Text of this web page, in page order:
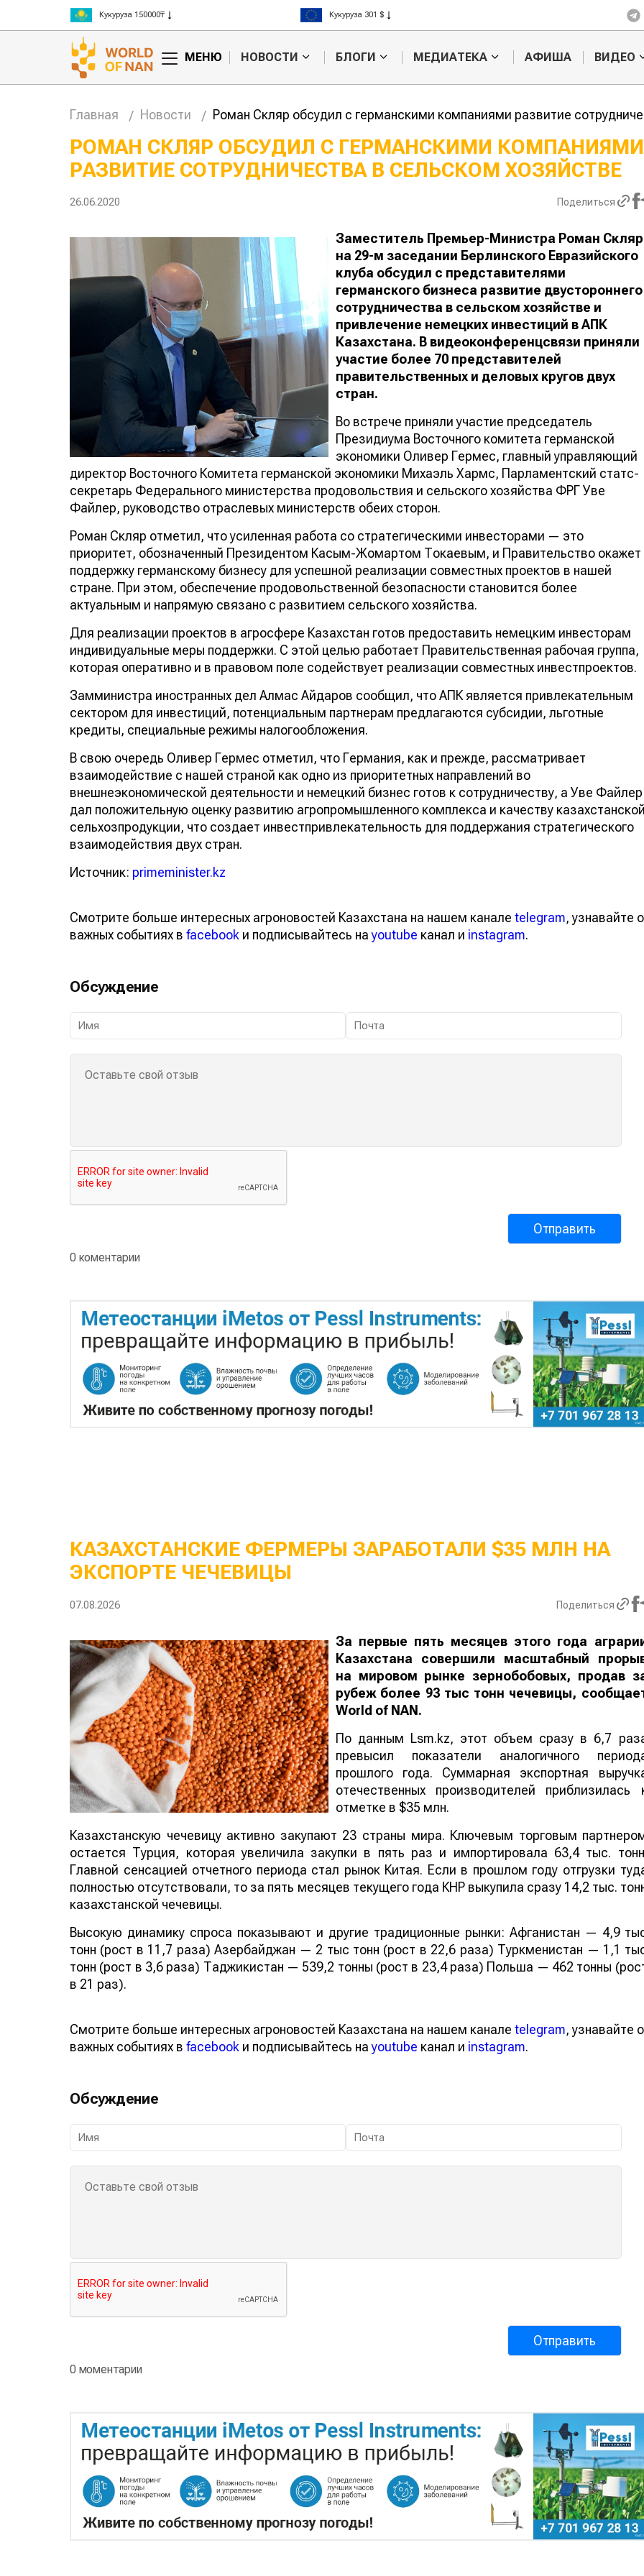
Рис 300000₸
Пшеница 3 класс 125000₸
Рис 408 $
Пшеница 423 $
МЕНЮ НОВОСТИ БЛОГИ МЕДИАТЕКА АФИША ВИДЕО
Главная Новости Роман Скляр обсудил с германскими компаниями развитие
РОМАН СКЛЯР ОБСУДИЛ С ГЕРМАНСКИМИ КОМПАНИЯМИ
РАЗВИТИЕ СОТРУДНИЧЕСТВА В СЕЛЬСКОМ ХОЗЯЙСТВЕ
26.06.2020 Поделиться
Заместитель Премьер-Министра Роман Скляр
на 29-м заседании Берлинского Евразийского
клуба обсудил с представителями
германского бизнеса развитие двустороннего
сотрудничества в сельском хозяйстве и
привлечение немецких инвестиций в АПК
Казахстана. В видеоконференцсвязи приняли
участие более 70 представителей
правительственных и деловых кругов двух
стран.
Во встрече приняли участие председатель
Президиума Восточного комитета германской
экономики Оливер Гермес, главный управляющий
директор Восточного Комитета германской экономики Михаэль Хармс, Парламентский статс-
секретарь Федерального министерства продовольствия и сельского хозяйства ФРГ Уве
Файлер, руководство отраслевых министерств обеих сторон.
Роман Скляр отметил, что усиленная работа со стратегическими инвесторами — это
приоритет, обозначенный Президентом Касым-Жомартом Токаевым, и Правительство окажет
поддержку германскому бизнесу для успешной реализации совместных проектов в нашей
стране. При этом, обеспечение продовольственной безопасности становится более
актуальным и напрямую связано с развитием сельского хозяйства.
Для реализации проектов в агросфере Казахстан готов предоставить немецким инвесторам
индивидуальные меры поддержки. С этой целью работает Правительственная рабочая группа,
которая оперативно и в правовом поле содействует реализации совместных инвестпроектов.
Замминистра иностранных дел Алмас Айдаров сообщил, что АПК является привлекательным
сектором для инвестиций, потенциальным партнерам предлагаются субсидии, льготные
кредиты, специальные режимы налогообложения.
В свою очередь Оливер Гермес отметил, что Германия, как и прежде, рассматривает
взаимодействие с нашей страной как одно из приоритетных направлений во
внешнеэкономической деятельности и немецкий бизнес готов к сотрудничеству, а Уве Файлер
дал положительную оценку развитию агропромышленного комплекса и качеству
сельхозпродукции, что создает инвестпривлекательность для поддержания стратегического
взаимодействия двух стран.
Источник: primeminister.kz
Смотрите больше интересных агроновостей Казахстана на нашем канале telegram, узнавайте о
важных событиях в facebook и подписывайтесь наyoutube канал и instagram.
Обсуждение
0 коментарии
Жара в Китае может
поднять цены на
Казахстанское
жука будут
лазером
КАЗАХСТАНСКИЕ ФЕРМЕРЫ ЗАРАБОТАЛИ $35 МЛН НА
ЭКСПОРТЕ ЧЕЧЕВИЦЫ
07.08.2026 Поделиться
За первые пять месяцев этого года
Казахстана совершили масштабный
на мировом рынке зернобобовых, продав
рубеж более 93 тыс тонн чечевицы,
World of NAN .
По данным Lsm.kz, этот объем сразу в 6,7
превысил показатели аналогичного
прошлого года. Суммарная экспортная
отечественных производителей приблизилась
отметке в $35 млн.
Казахстанскую чечевицу активно закупают 23 страны мира. Ключевым торговым
остается Турция, которая увеличила закупки в пять раз и импортировала 63,4 тыс.
Главной сенсацией отчетного периода стал рынок Китая. Если в прошлом году отгрузки
полностью отсутствовали, то за пять месяцев текущего года КНР выкупила сразу 14,2 тыс.
казахстанской чечевицы.
Высокую динамику спроса показывают и другие традиционные рынки: Афганистан — 4,9
тонн (рост в 11,7 раза) Азербайджан — 2 тыс тонн (рост в 22,6 раза) Туркменистан — 1,1
тонн (рост в 3,6 раза) Таджикистан — 539,2 тонны (рост в 23,4 раза) Польша — 462 тонны
в 21 раз).
Смотрите больше интересных агроновостей Казахстана на нашем канале telegram, узнавайте о
важных событиях в facebook и подписывайтесь наyoutube канал и instagram.
Обсуждение
0 моментарии